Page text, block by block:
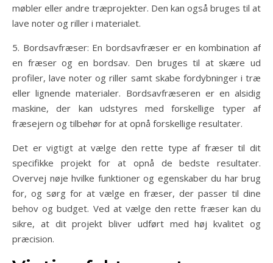
møbler eller andre træprojekter. Den kan også bruges til at
lave noter og riller i materialet.
5. Bordsavfræser: En bordsavfræser er en kombination af
en fræser og en bordsav. Den bruges til at skære ud
profiler, lave noter og riller samt skabe fordybninger i træ
eller lignende materialer. Bordsavfræseren er en alsidig
maskine, der kan udstyres med forskellige typer af
fræsejern og tilbehør for at opnå forskellige resultater.
Det er vigtigt at vælge den rette type af fræser til dit
specifikke projekt for at opnå de bedste resultater.
Overvej nøje hvilke funktioner og egenskaber du har brug
for, og sørg for at vælge en fræser, der passer til dine
behov og budget. Ved at vælge den rette fræser kan du
sikre, at dit projekt bliver udført med høj kvalitet og
præcision.